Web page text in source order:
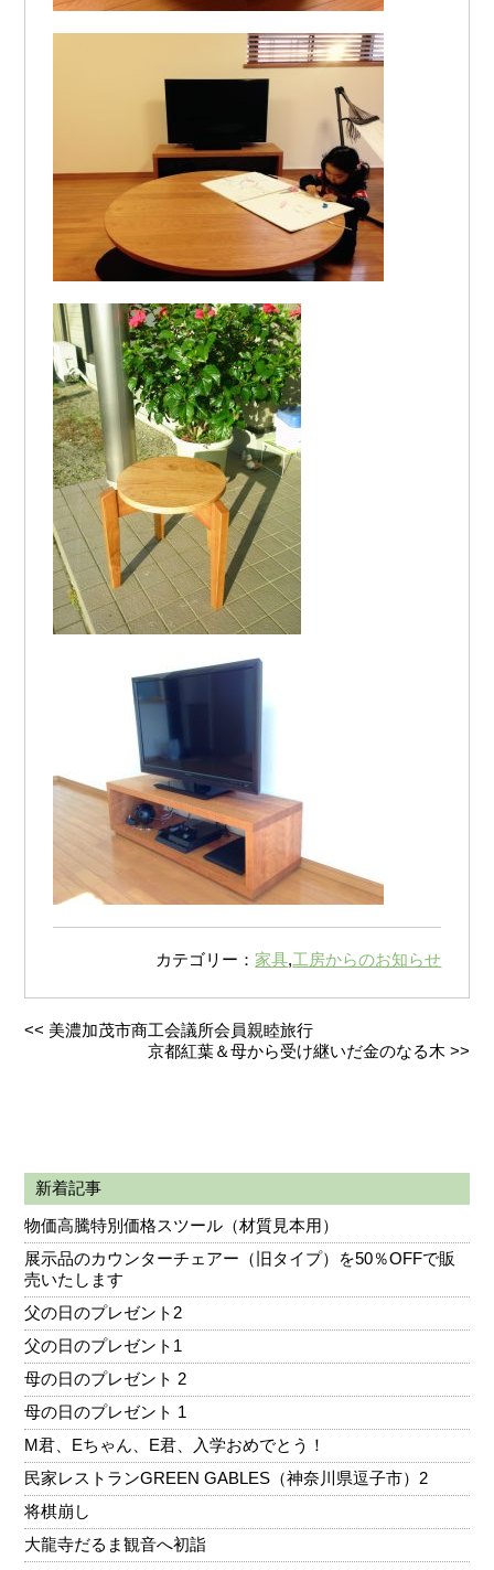
カテゴリー：家具,工房からのお知らせ
<< 美濃加茂市商工会議所会員親睦旅行
京都紅葉＆母から受け継いだ金のなる木>>
新着記事
物価高騰特別価格スツール（材質見本用）
展示品のカウンターチェアー（旧タイプ）を50％OFFで販
売いたします
父の日のプレゼント2
父の日のプレゼント1
母の日のプレゼント 2
母の日のプレゼント 1
M君、Eちゃん、E君、入学おめでとう！
民家レストランGREEN GABLES（神奈川県逗子市）2
将棋崩し
大龍寺だるま観音へ初詣